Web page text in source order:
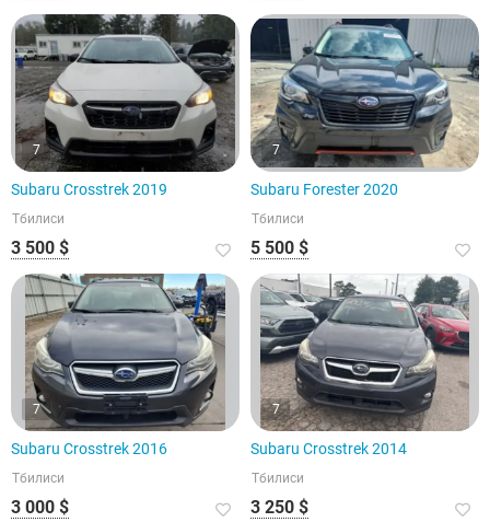
7
Subaru Crosstrek 2019
Тбилиси
3 500 $
7
Subaru Forester 2020
Тбилиси
5 500 $
7
Subaru Crosstrek 2016
Тбилиси
3 000 $
7
Subaru Crosstrek 2014
Тбилиси
3 250 $